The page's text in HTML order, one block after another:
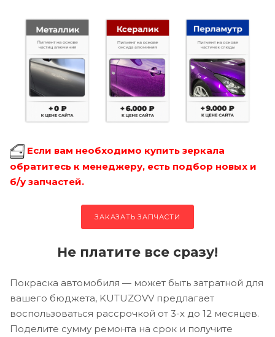
Если вам необходимо купить зеркала
обратитесь к менеджеру, есть подбор новых и
б/у запчастей.
ЗАКАЗАТЬ ЗАПЧАСТИ
Не платите все сразу!
Покраска автомобиля — может быть затратной для
вашего бюджета, KUTUZOVV предлагает
воспользоваться рассрочкой от 3-х до 12 месяцев.
Поделите сумму ремонта на срок и получите